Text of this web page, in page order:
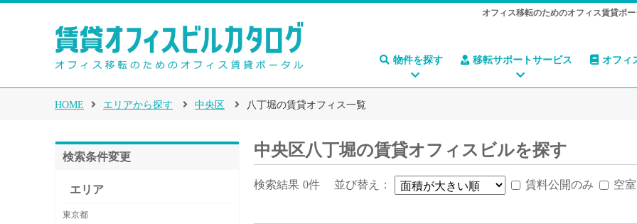
オフィス移転のためのオフィス賃貸ポ
物件を探す 移転サポートサービス オフィ
HOME エリアから探す 中央区 八丁堀の賃貸オフィス一覧
検索条件変更
エリア
東京都
中央区八丁堀の賃貸オフィスビルを探す
検索結果 0件 並び替え： 賃料公開のみ 空